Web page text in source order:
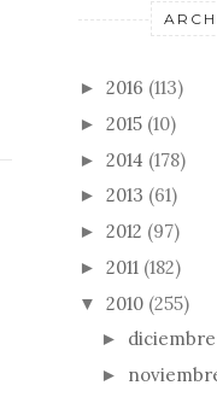
► 2016 (113)
► 2015 (10)
► 2014 (178)
► 2013 (61)
► 2012 (97)
► 2011 (182)
▼ 2010 (255)
► diciembre
►